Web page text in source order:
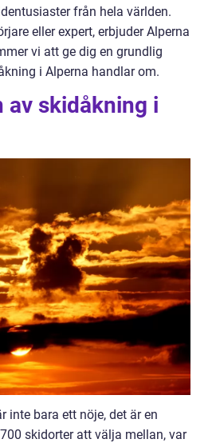
från hela världen.
eller expert, erbjuder Alperna
vi att ge dig en grundlig
i Alperna handlar om.
av skidåkning i
inte bara ett nöje, det är en
skidorter att välja mellan, var